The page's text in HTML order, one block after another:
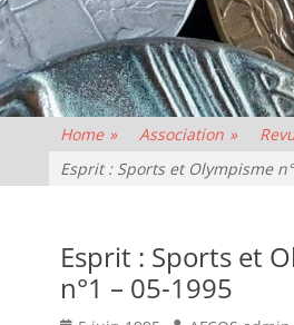
Home » Association »
Esprit : Sports et Olympisme
Esprit : Sports et
n°1 – 05-1995